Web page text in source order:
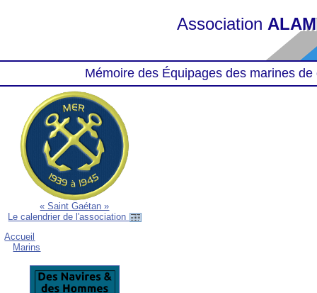
Association
Mémoire des Équipages des marines
« Saint Gaétan »
Le calendrier de l'association
Accueil
Marins